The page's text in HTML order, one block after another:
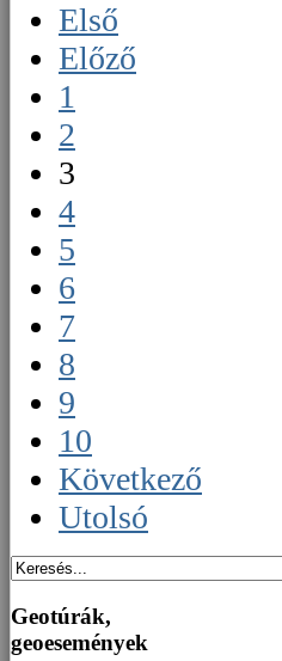
Első
Előző
1
2
3
4
5
6
7
8
9
10
Következő
Utolsó
Geotúrák,
geoesemények